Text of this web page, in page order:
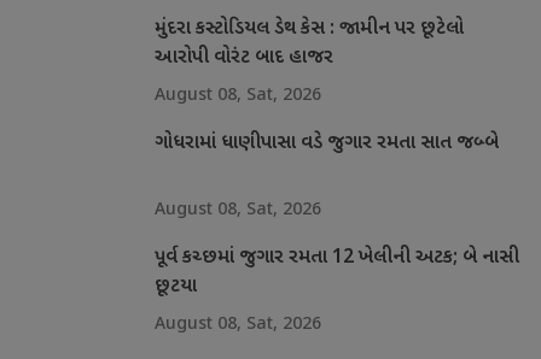
મુંદરા કસ્ટોડિયલ ડેથ કેસ : જામીન પર છૂટેલો
આરોપી વોરંટ બાદ હાજર
August 08, Sat, 2026
ગોધરામાં ધાણીપાસા વડે જુગાર રમતા સાત જબ્બે
August 08, Sat, 2026
પૂર્વ કચ્છમાં જુગાર રમતા 12 ખેલીની અટક; બે નાસી
છૂટયા
August 08, Sat, 2026